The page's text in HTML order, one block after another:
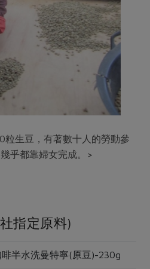
生豆，有著數十人的勞動參
乎都靠婦女完成。>
指定原料)
半水洗曼特寧(原豆)-230g